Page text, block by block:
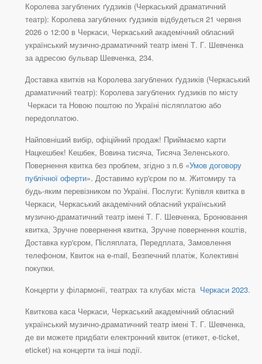
Королева загублених ґудзиків (Черкаський драматичний
театр): Королева загублених ґудзиків відбудеться 21 червня
2026 о 12:00 в Черкаси, Черкаський академічний обласний
український музично-драматичний театр імені Т. Г. Шевченка
за адресою бульвар Шевченка, 234.
Доставка квитків на Королева загублених ґудзиків (Черкаський
драматичний театр): Королева загублених ґудзиків по місту
Черкаси та Новою поштою по Україні післяплатою або
передоплатою.
Найповніший вибір, офіційний продаж! Приймаємо карти
Нацкешбек! Кешбек, Вовина тисяча, Тисяча Зеленського.
Повернення квитка без проблем, згідно з п.6 «Умов договору
публічної оферти». Доставимо кур'єром по м. Житомиру та
будь-яким перевізником по Україні. Послуги: Купівля квитка в
Черкаси, Черкаський академічний обласний український
музично-драматичний театр імені Т. Г. Шевченка, Бронювання
квитка, Зручне повернення квитка, Зручне повернення коштів,
Доставка кур'єром, Післяплата, Передплата, Замовлення
телефоном, Квиток на e-mail, Безпечний платіж, Колективні
покупки.
Концерти у філармонії, театрах та клубах міста Черкаси 2023.
Квиткова каса Черкаси, Черкаський академічний обласний
український музично-драматичний театр імені Т. Г. Шевченка,
де ви можете придбати електронний квиток (етикет, e-ticket,
eticket) на концерти та інші події.